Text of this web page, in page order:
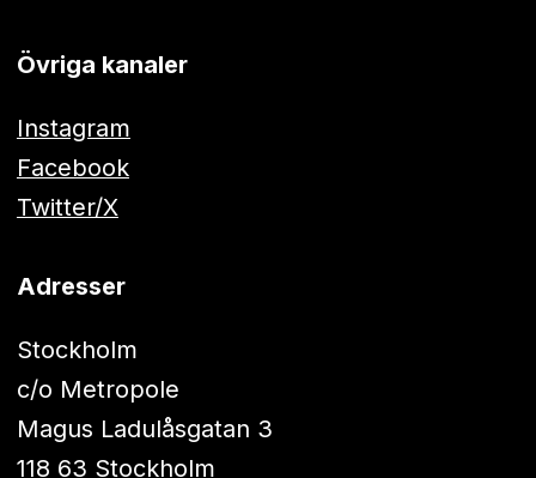
Övriga kanaler
Instagram
Facebook
Twitter/X
Adresser
Stockholm
c/o Metropole
Magus Ladulåsgatan 3
118 63 Stockholm